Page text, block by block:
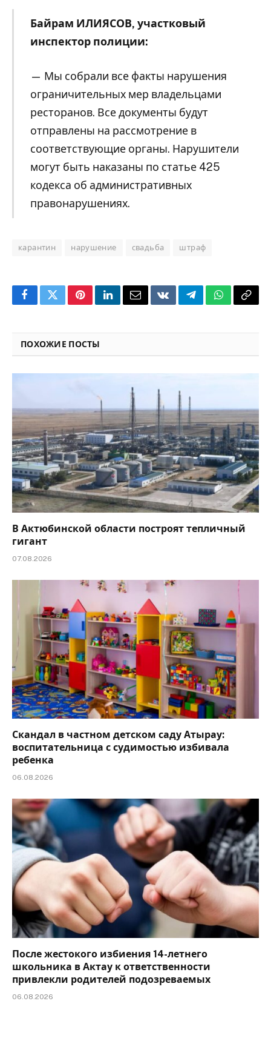
Байрам ИЛИЯСОВ, участковый
инспектор полиции:
— Мы собрали все факты нарушения
ограничительных мер владельцами
ресторанов. Все документы будут
отправлены на рассмотрение в
соответствующие органы. Нарушители
могут быть наказаны по статье 425
кодекса об административных
правонарушениях.
карантин нарушение свадьба штраф
FacebookTwitterPinterestLinkedInEmailVKontakteTelegramWhatsApp
Copy
ПОХОЖИЕ ПОСТЫ
В Актюбинской области построят тепличный
гигант
07.08.2026
Скандал в частном детском саду Атырау:
воспитательница с судимостью избивала
ребенка
06.08.2026
После жестокого избиения 14-летнего
школьника в Актау к ответственности
привлекли родителей подозреваемых
06.08.2026